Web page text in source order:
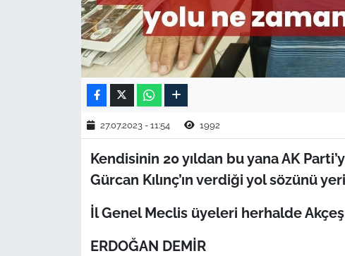
27.07.2023 - 11:54 1992
Kendisinin 20 yıldan bu yana AK
Gürcan Kılınç’ın verdiği yol sözünü
İl Genel Meclis üyeleri herhalde
ERDOĞAN DEMİR
EDİRNE
TEKİRDAĞ
KIRKLARELİ
ÇANAKKALE
TÜRKİYE